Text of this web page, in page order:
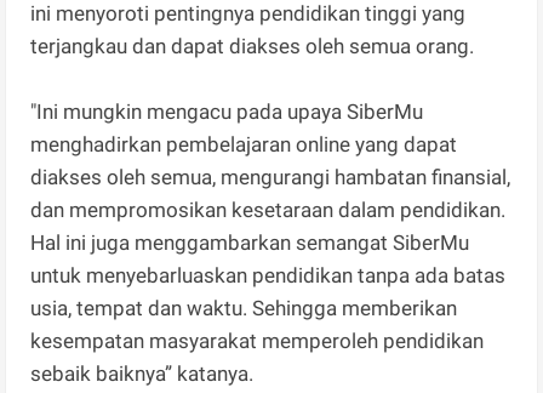
ini menyoroti pentingnya pendidikan tinggi yang
terjangkau dan dapat diakses oleh semua orang.
"Ini mungkin mengacu pada upaya SiberMu
menghadirkan pembelajaran online yang dapat
diakses oleh semua, mengurangi hambatan finansial,
dan mempromosikan kesetaraan dalam pendidikan.
Hal ini juga menggambarkan semangat SiberMu
untuk menyebarluaskan pendidikan tanpa ada batas
usia, tempat dan waktu. Sehingga memberikan
kesempatan masyarakat memperoleh pendidikan
sebaik baiknya” katanya.